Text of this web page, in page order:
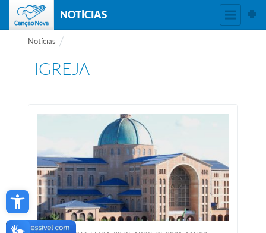
Open toolbar
NOTÍCIAS
Notícias
IGREJA